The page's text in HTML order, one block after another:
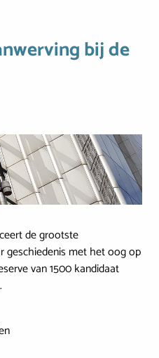
bij de
de grootste
geschiedenis met het oog op
van 1500 kandidaat